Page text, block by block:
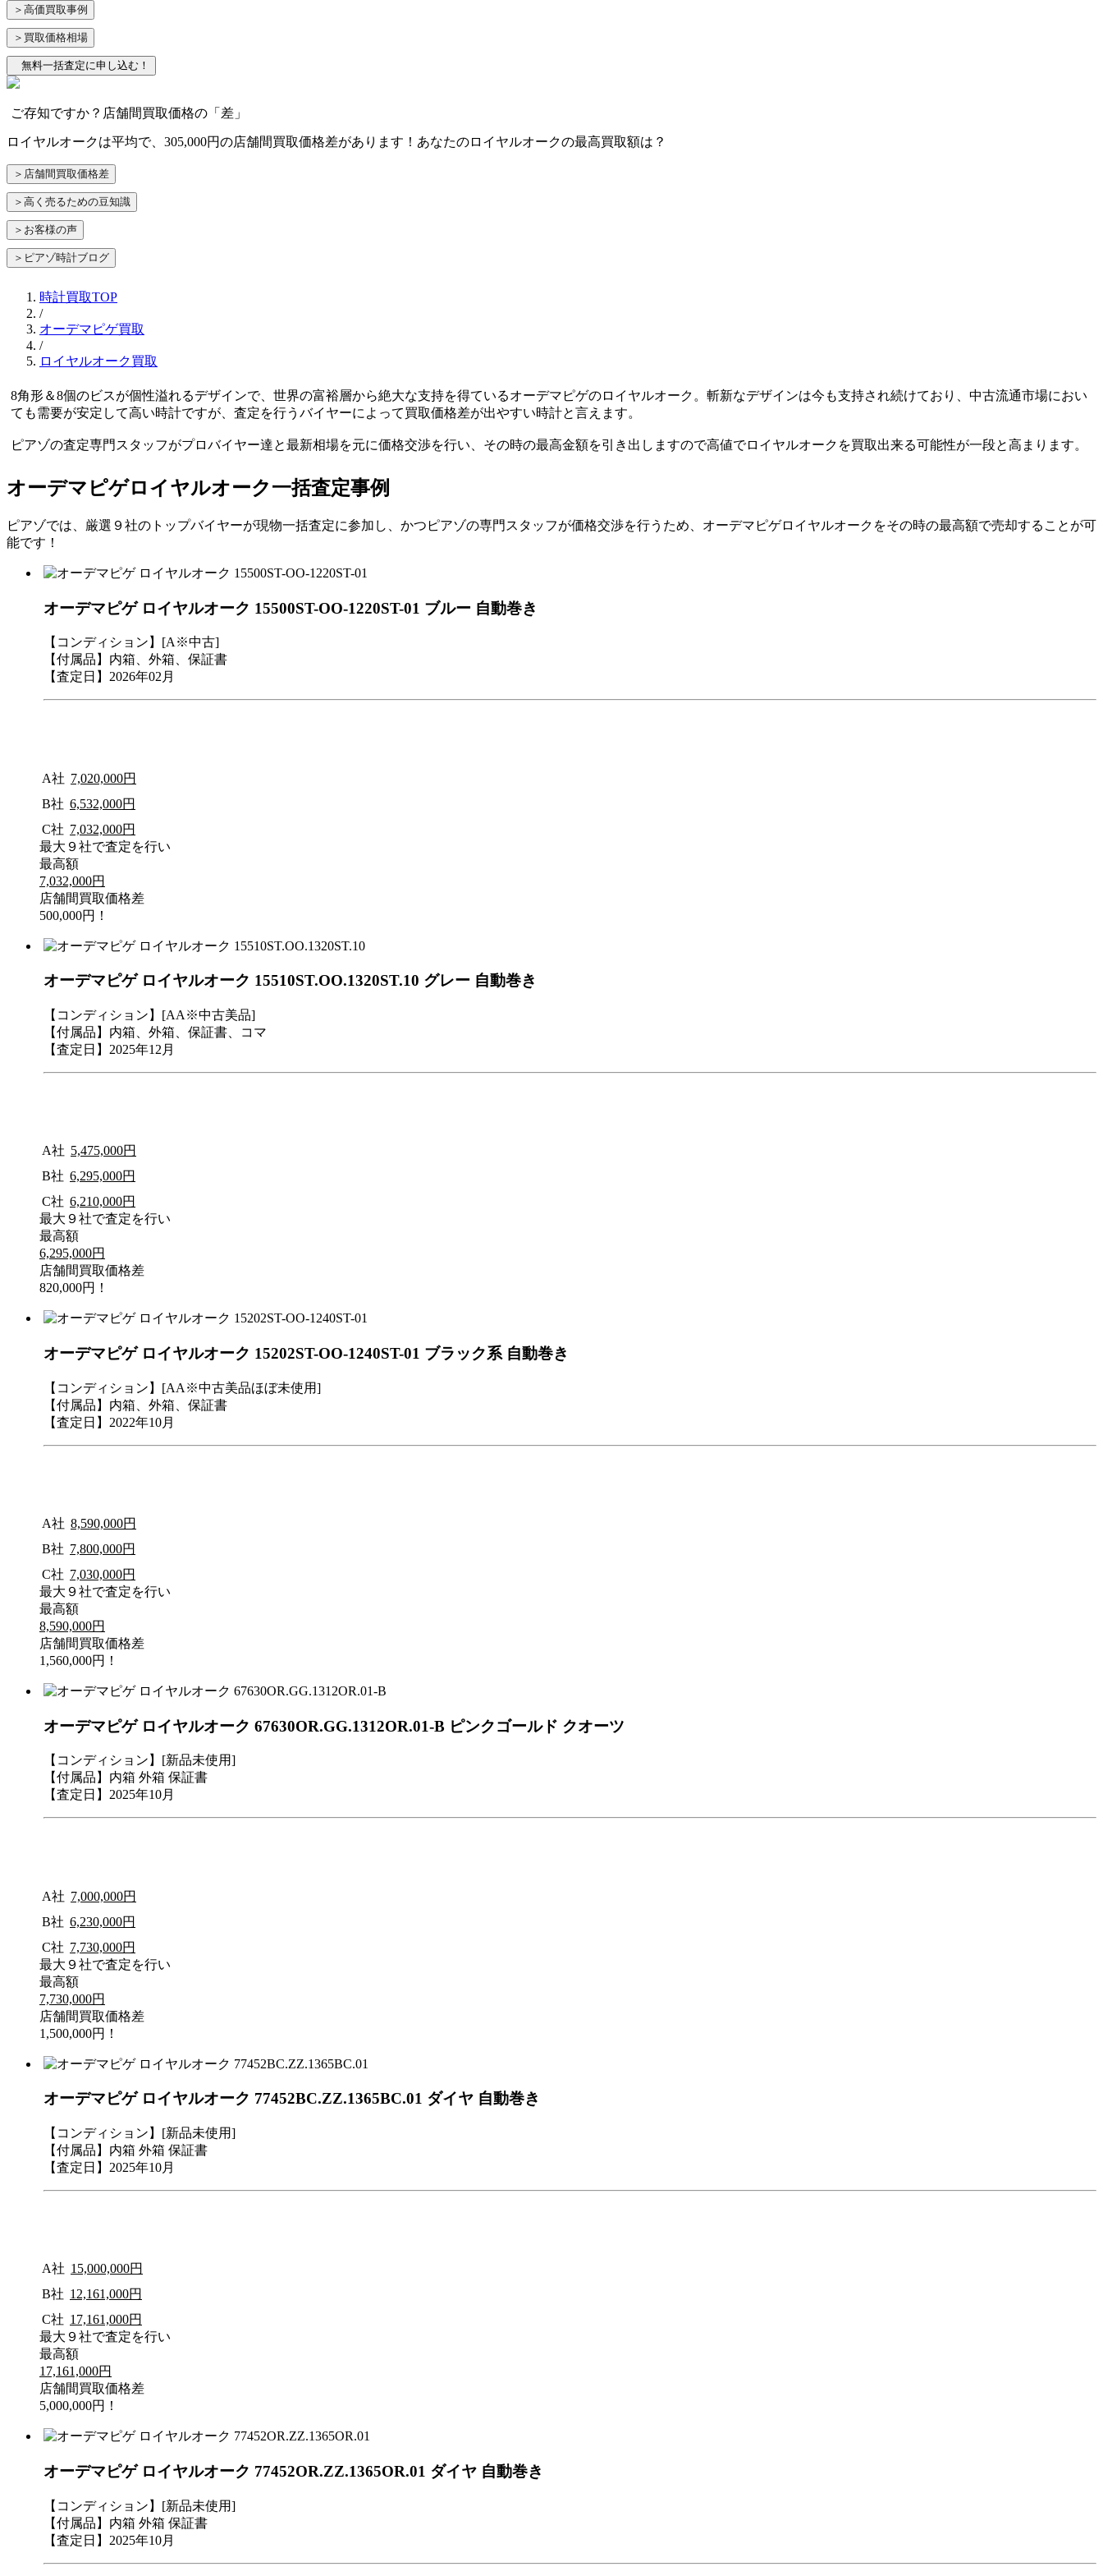
＞高価買取事例
＞買取価格相場
無料一括査定に申し込む！
ご存知ですか？店舗間買取価格の「差」
ロイヤルオークは平均で、305,000円の店舗間買取価格差があります！あなたのロイヤルオークの最高買取額は？
＞店舗間買取価格差
＞高く売るための豆知識
＞お客様の声
＞ピアゾ時計ブログ
時計買取TOP
/
オーデマピゲ買取
/
ロイヤルオーク買取
8角形＆8個のビスが個性溢れるデザインで、世界の富裕層から絶大な支持を得ているオーデマピゲのロイヤルオーク。斬新なデザインは今も支持され続けており、中古流通市場におい
ても需要が安定して高い時計ですが、査定を行うバイヤーによって買取価格差が出やすい時計と言えます。
ピアゾの査定専門スタッフがプロバイヤー達と最新相場を元に価格交渉を行い、その時の最高金額を引き出しますので高値でロイヤルオークを買取出来る可能性が一段と高まります。
オーデマピゲロイヤルオーク一括査定事例
ピアゾでは、厳選９社のトップバイヤーが現物一括査定に参加し、かつピアゾの専門スタッフが価格交渉を行うため、オーデマピゲロイヤルオークをその時の最高額で売却することが可
能です！
オーデマピゲ ロイヤルオーク 15500ST-OO-1220ST-01 ブルー 自動巻き
【コンディション】[A※中古]
【付属品】内箱、外箱、保証書
【査定日】2026年02月
A社 7,020,000円
B社 6,532,000円
C社 7,032,000円
最大９社で査定を行い
最高額
7,032,000円
店舗間買取価格差
500,000円！
オーデマピゲ ロイヤルオーク 15510ST.OO.1320ST.10 グレー 自動巻き
【コンディション】[AA※中古美品]
【付属品】内箱、外箱、保証書、コマ
【査定日】2025年12月
A社 5,475,000円
B社 6,295,000円
C社 6,210,000円
最大９社で査定を行い
最高額
6,295,000円
店舗間買取価格差
820,000円！
オーデマピゲ ロイヤルオーク 15202ST-OO-1240ST-01 ブラック系 自動巻き
【コンディション】[AA※中古美品ほぼ未使用]
【付属品】内箱、外箱、保証書
【査定日】2022年10月
A社 8,590,000円
B社 7,800,000円
C社 7,030,000円
最大９社で査定を行い
最高額
8,590,000円
店舗間買取価格差
1,560,000円！
オーデマピゲ ロイヤルオーク 67630OR.GG.1312OR.01-B ピンクゴールド クオーツ
【コンディション】[新品未使用]
【付属品】内箱 外箱 保証書
【査定日】2025年10月
A社 7,000,000円
B社 6,230,000円
C社 7,730,000円
最大９社で査定を行い
最高額
7,730,000円
店舗間買取価格差
1,500,000円！
オーデマピゲ ロイヤルオーク 77452BC.ZZ.1365BC.01 ダイヤ 自動巻き
【コンディション】[新品未使用]
【付属品】内箱 外箱 保証書
【査定日】2025年10月
A社 15,000,000円
B社 12,161,000円
C社 17,161,000円
最大９社で査定を行い
最高額
17,161,000円
店舗間買取価格差
5,000,000円！
オーデマピゲ ロイヤルオーク 77452OR.ZZ.1365OR.01 ダイヤ 自動巻き
【コンディション】[新品未使用]
【付属品】内箱 外箱 保証書
【査定日】2025年10月